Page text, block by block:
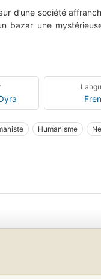
d’une société
bazar une
aux
la Nouvelle Vague
bien au-delà des
Humanisme